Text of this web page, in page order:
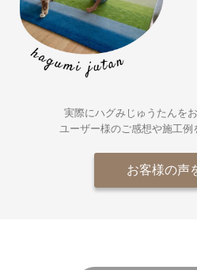
実際にハグみじゅうたんを
ユーザー様のご感想や施工例
お客様の声